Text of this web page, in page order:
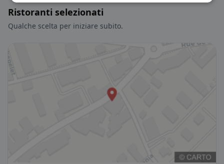
Ristoranti selezionati
Qualche scelta per iniziare subito.